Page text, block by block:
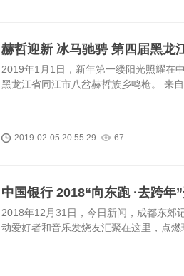
赫哲迎新 冰马驰骋 第四届黑龙
2019年1月1日，新年第一缕阳光照耀在
黑龙江省同江市八岔赫哲族乡鸣枪。 来
2019-02-05 20:55:29 67
中国银行 2018“向东跑 ·去跨年
2018年12月31日，今日新闻，成都东郊
动爱好者和音乐发烧友汇聚在这里，点燃